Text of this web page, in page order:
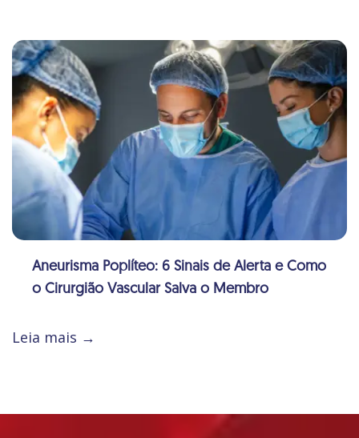
Aneurisma Poplíteo: 6 Sinais de Alerta e Como
o Cirurgião Vascular Salva o Membro
Leia mais →